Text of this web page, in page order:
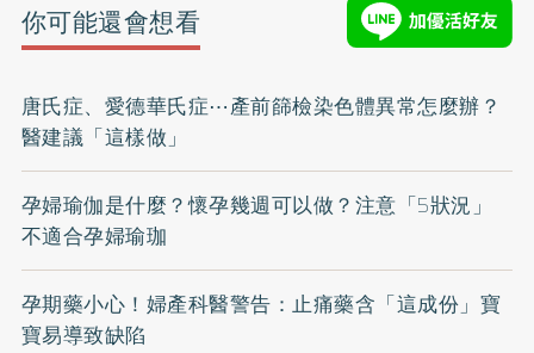
你可能還會想看
唐氏症、愛德華氏症⋯產前篩檢染色體異常怎麼辦？
醫建議「這樣做」
孕婦瑜伽是什麼？懷孕幾週可以做？注意「5狀況」
不適合孕婦瑜珈
孕期藥小心！婦產科醫警告：止痛藥含「這成份」寶
寶易導致缺陷